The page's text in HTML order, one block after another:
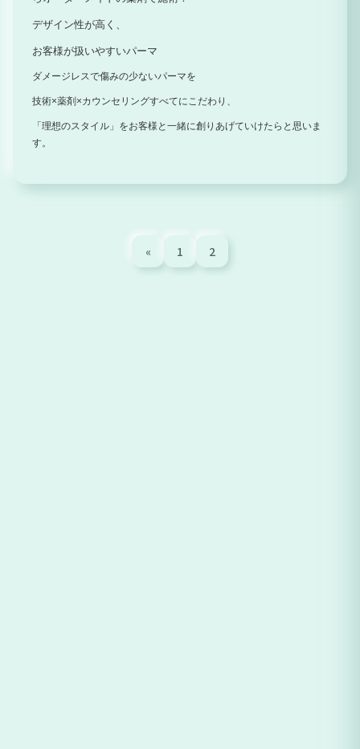
デザイン性が高く、
お客様が扱いやすいパーマ
ダメージレスで傷みの少ないパーマを
技術×薬剤×カウンセリングすべてにこだわり、
「理想のスタイル」をお客様と一緒に創りあげていけたらと思いま
す。
« 1 2